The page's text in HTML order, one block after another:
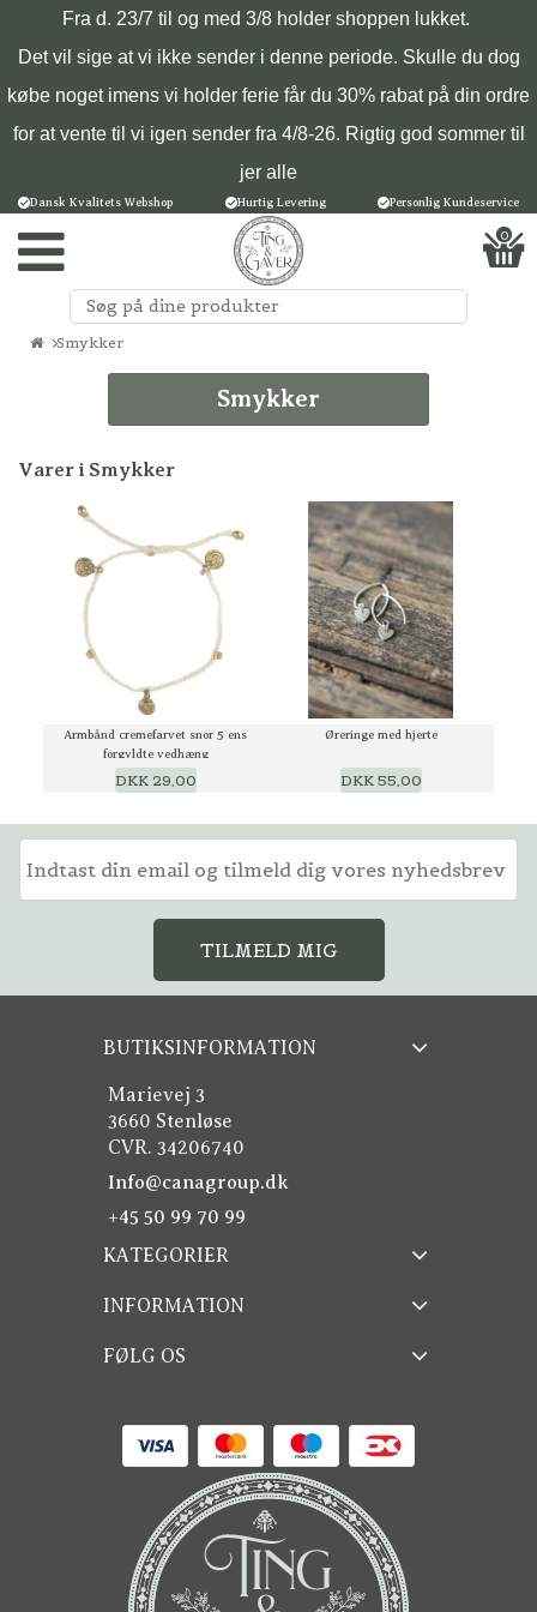
Fra d. 23/7 til og med 3/8 holder shoppen lukket.
Det vil sige at vi ikke sender i denne periode. Skulle du dog
købe noget imens vi holder ferie får du 30% rabat på din ordre
for at vente til vi igen sender fra 4/8-26. Rigtig god sommer til
jer alle
Dansk Kvalitets Webshop Hurtig Levering Personlig Kundeservice
0
Smykker
Smykker
Varer i Smykker
Armbånd cremefarvet snor 5 ens
forgyldte vedhæng
DKK 29,00
Øreringe med hjerte
DKK 55,00
TILMELD MIG
BUTIKSINFORMATION
Marievej 3
3660 Stenløse
CVR. 34206740
Info@canagroup.dk
+45 50 99 70 99
KATEGORIER
INFORMATION
FØLG OS